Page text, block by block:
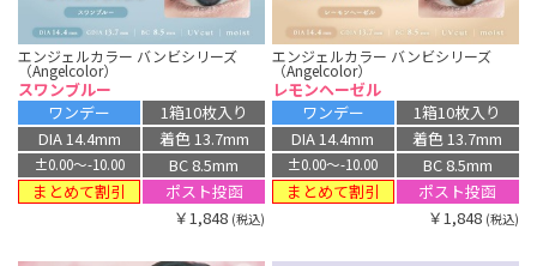
エンジェルカラー バンビシリーズ
（Angelcolor）
スワンブルー
ワンデー
1箱10枚入り
DIA 14.4mm
着色 13.7mm
±0.00〜-10.00
BC 8.5mm
まとめて割引
ポスト投函
￥1,848 (税込)
エンジェルカラー バンビシリーズ
（Angelcolor）
レモンヘーゼル
ワンデー
1箱10枚入り
DIA 14.4mm
着色 13.7mm
±0.00〜-10.00
BC 8.5mm
まとめて割引
ポスト投函
￥1,848 (税込)